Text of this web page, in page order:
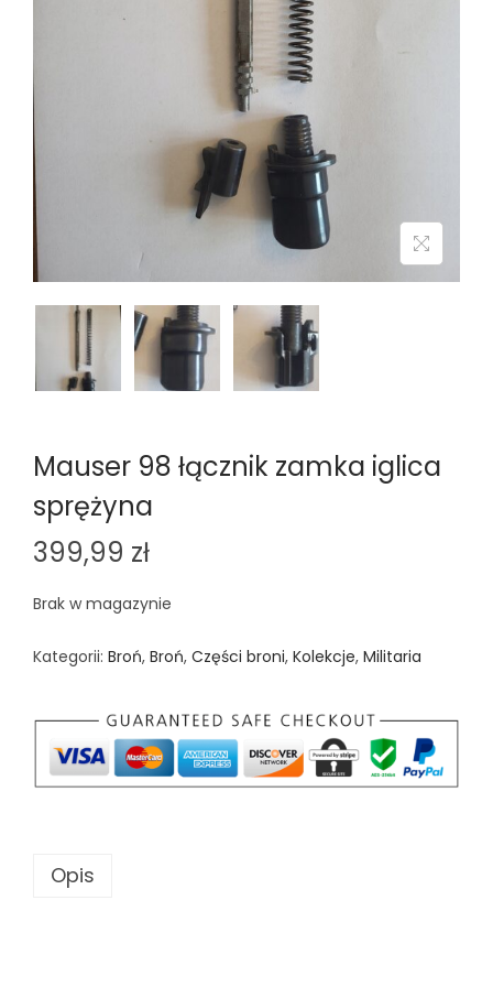
n
Mauser 98 łącznik zamka iglica
sprężyna
399,99 zł
Brak w magazynie
Kategorii: Broń, Broń, Części broni, Kolekcje, Militaria
Opis